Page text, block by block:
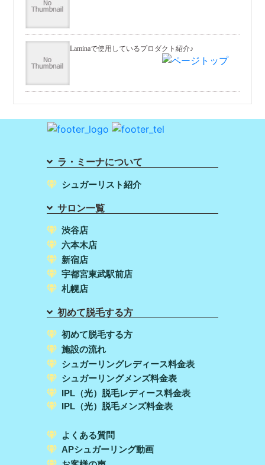
Laminaで使用しているプロダクト紹介♪
ラ・ミーナについて
シュガーリスト紹介
サロン一覧
渋谷店
六本木店
新宿店
宇都宮東武駅前店
札幌店
初めて脱毛する方
初めて脱毛する方
施設の流れ
シュガーリングレディース料金表
シュガーリングメンズ料金表
IPL（光）脱毛レディース料金表
IPL（光）脱毛メンズ料金表
よくある質問
APシュガーリング動画